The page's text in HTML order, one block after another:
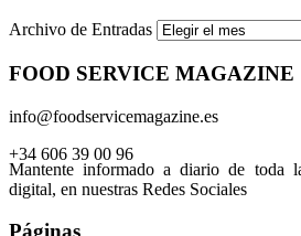
Archivo de Entradas
FOOD SERVICE MAGAZINE
info@foodservicemagazine.es
+34 606 39 00 96
Mantente informado a diario de toda
digital, en nuestras Redes Sociales
Páginas